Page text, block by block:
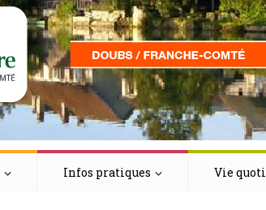
Infos pratiques Vie